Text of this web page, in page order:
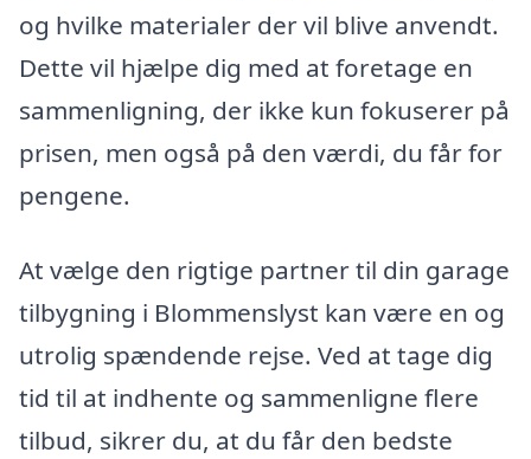
og hvilke materialer der vil blive anvendt.
Dette vil hjælpe dig med at foretage en
sammenligning, der ikke kun fokuserer på
prisen, men også på den værdi, du får for
pengene.
At vælge den rigtige partner til din garage
tilbygning i Blommenslyst kan være en og
utrolig spændende rejse. Ved at tage dig
tid til at indhente og sammenligne flere
tilbud, sikrer du, at du får den bedste